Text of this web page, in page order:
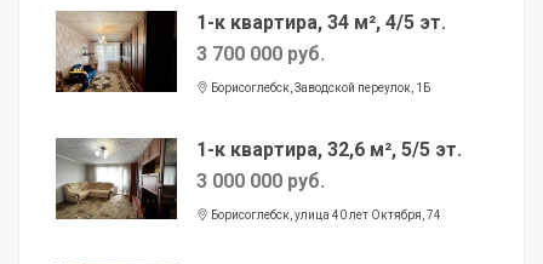
1-к квартира, 34 м², 4/5 эт.
3 700 000 руб.
Борисоглебск, Заводской переулок, 1Б
1-к квартира, 32,6 м², 5/5 эт.
3 000 000 руб.
Борисоглебск, улица 40 лет Октября, 74